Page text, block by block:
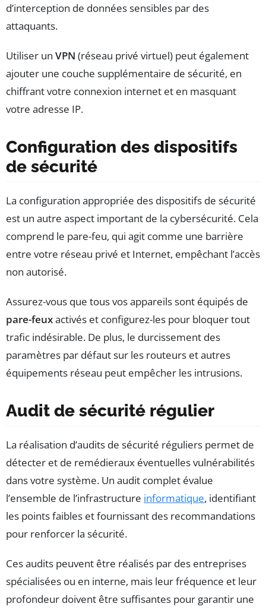
d’interception de données sensibles par des
attaquants.
Utiliser un VPN (réseau privé virtuel) peut également
ajouter une couche supplémentaire de sécurité, en
chiffrant votre connexion internet et en masquant
votre adresse IP.
Configuration des dispositifs
de sécurité
La configuration appropriée des dispositifs de sécurité
est un autre aspect important de la cybersécurité. Cela
comprend le pare-feu, qui agit comme une barrière
entre votre réseau privé et Internet, empêchant l’accès
non autorisé.
Assurez-vous que tous vos appareils sont équipés de
pare-feuxactivés et configurez-les pour bloquer tout
trafic indésirable. De plus, le durcissement des
paramètres par défaut sur les routeurs et autres
équipements réseau peut empêcher les intrusions.
Audit de sécurité régulier
La réalisation d’audits de sécurité réguliers permet de
détecter et de remédieraux éventuelles vulnérabilités
dans votre système. Un audit complet évalue
l’ensemble de l’infrastructure informatique, identifiant
les points faibles et fournissant des recommandations
pour renforcer la sécurité.
Ces audits peuvent être réalisés par des entreprises
spécialisées ou en interne, mais leur fréquence et leur
profondeur doivent être suffisantes pour garantir une